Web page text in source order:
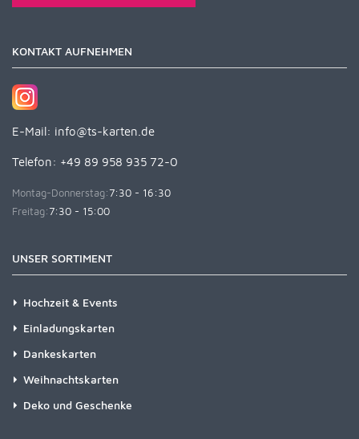
KONTAKT AUFNEHMEN
E-Mail: info@ts-karten.de
Telefon: +49 89 958 935 72-0
Montag-Donnerstag:7:30 - 16:30
Freitag:7:30 - 15:00
UNSER SORTIMENT
Hochzeit & Events
Einladungskarten
Dankeskarten
Weihnachtskarten
Deko und Geschenke